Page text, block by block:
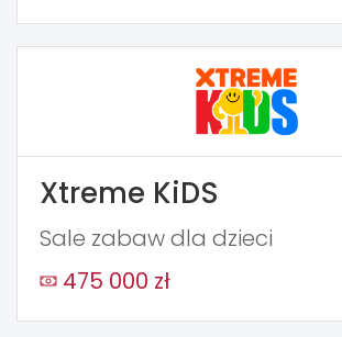
Xtreme KiDS
Sale zabaw dla dzieci
475 000 zł